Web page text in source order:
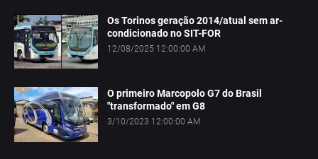
Os Torinos geração 2014/atual sem ar-
condicionado no SIT-FOR
12/08/2025 12:00:00 AM
O primeiro Marcopolo G7 do Brasil
"transformado" em G8
3/10/2023 12:00:00 AM